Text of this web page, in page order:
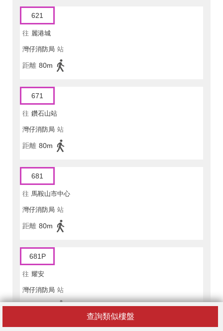
查詢類似樓盤
621
往 麗港城
灣仔消防局 站
距離 80m
671
往 鑽石山站
灣仔消防局 站
距離 80m
681
往 馬鞍山市中心
灣仔消防局 站
距離 80m
681P
往 耀安
灣仔消防局 站
距離 80m